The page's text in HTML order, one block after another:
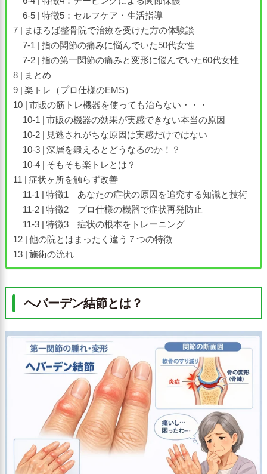
特徴5：セルフケア・生活指導
まほろば整骨院で治療を受けた方の体験談
指の関節の痛みに悩んでいた50代女性
指の第一関節の痛みと変形に悩んでいた60代女性
まとめ
楽トレ（プロ仕様のEMS）
市販の筋トレ機器を使っても治らない・・・
市販の機器の効果が実感できない本当の原因
見逃されがちな原因は実感だけではない
深層を鍛えるとどうなるのか！？
そもそも楽トレとは？
症状ヶ所を触らず改善
特徴1 あなたの症状の原因を追究する知識と技術
特徴2 プロ仕様の機器で症状再発防止
特徴3 症状の根本をトレーニング
他の院とはまったく違う７つの特徴
施術の流れ
ヘバーデン結節とは？